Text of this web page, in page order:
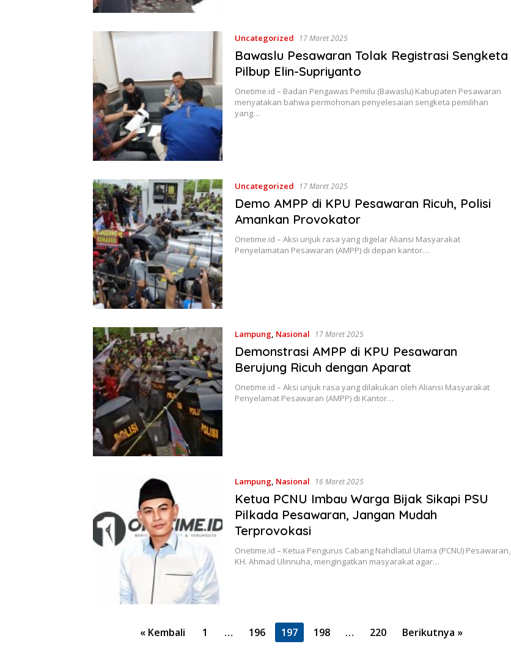
Uncategorized 17 Maret 2025
Bawaslu Pesawaran Tolak Registrasi Sengketa
Pilbup Elin-Supriyanto
Onetime.id – Badan Pengawas Pemilu (Bawaslu) Kabupaten Pesawaran
menyatakan bahwa permohonan penyelesaian sengketa pemilihan
yang…
Uncategorized 17 Maret 2025
Demo AMPP di KPU Pesawaran Ricuh, Polisi
Amankan Provokator
Onetime.id – Aksi unjuk rasa yang digelar Aliansi Masyarakat
Penyelamatan Pesawaran (AMPP) di depan kantor…
Lampung, Nasional 17 Maret 2025
Demonstrasi AMPP di KPU Pesawaran
Berujung Ricuh dengan Aparat
Onetime.id – Aksi unjuk rasa yang dilakukan oleh Aliansi Masyarakat
Penyelamat Pesawaran (AMPP) di Kantor…
Lampung, Nasional 16 Maret 2025
Ketua PCNU Imbau Warga Bijak Sikapi PSU
Pilkada Pesawaran, Jangan Mudah
Terprovokasi
Onetime.id – Ketua Pengurus Cabang Nahdlatul Ulama (PCNU) Pesawaran,
KH. Ahmad Ulinnuha, mengingatkan masyarakat agar…
Paginasi« Kembali 1 … 196 197 198 … 220 Berikutnya »